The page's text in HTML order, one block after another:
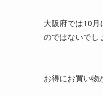
大阪府では10
のではないでし
お得にお買い物